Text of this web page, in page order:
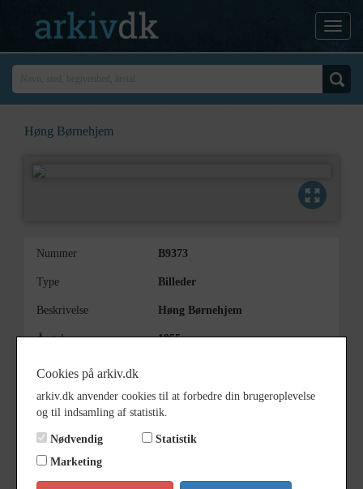
Høng Børnehjem
Nummer B9373
Type Billeder
Beskrivelse Høng Børnehjem
Årstal 1955
Dateringsnote
Fotograf Ukendt
Se på kort
Type Sogn (1000-2050)
Cookies på arkiv.dk
arkiv.dk anvender cookies til at forbedre din brugeroplevelse
og til indsamling af statistik.
Nødvendig
Statistik
Marketing